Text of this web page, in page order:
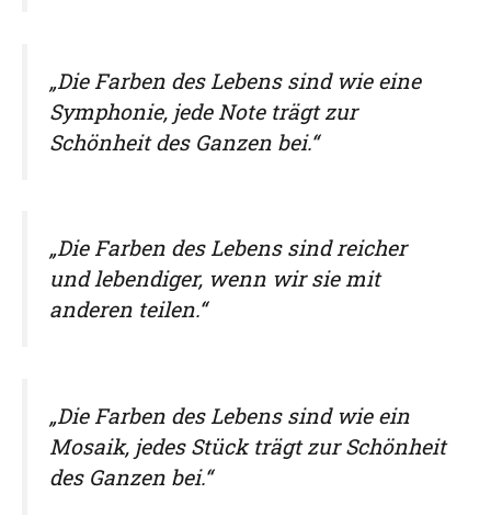
„Die Farben des Lebens sind wie eine
Symphonie, jede Note trägt zur
Schönheit des Ganzen bei.“
„Die Farben des Lebens sind reicher
und lebendiger, wenn wir sie mit
anderen teilen.“
„Die Farben des Lebens sind wie ein
Mosaik, jedes Stück trägt zur Schönheit
des Ganzen bei.“